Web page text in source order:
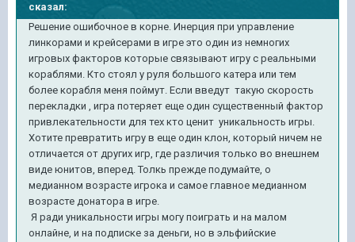
сказал:
Решение ошибочное в корне. Инерция при управление
линкорами и крейсерами в игре это один из немногих
игровых факторов которые связывают игру с реальными
кораблями. Кто стоял у руля большого катера или тем
более корабля меня поймут. Если введут такую скорость
перекладки , игра потеряет еще один существенный фактор
привлекательности для тех кто ценит уникальность игры.
Хотите превратить игру в еще один клон, который ничем не
отличается от других игр, где различия только во внешнем
виде юнитов, вперед. Толкь прежде подумайте, о
медианном возрасте игрока и самое главное медианном
возрасте донатора в игре.
Я ради уникальности игры могу поиграть и на малом
онлайне, и на подписке за деньги, но в эльфийские